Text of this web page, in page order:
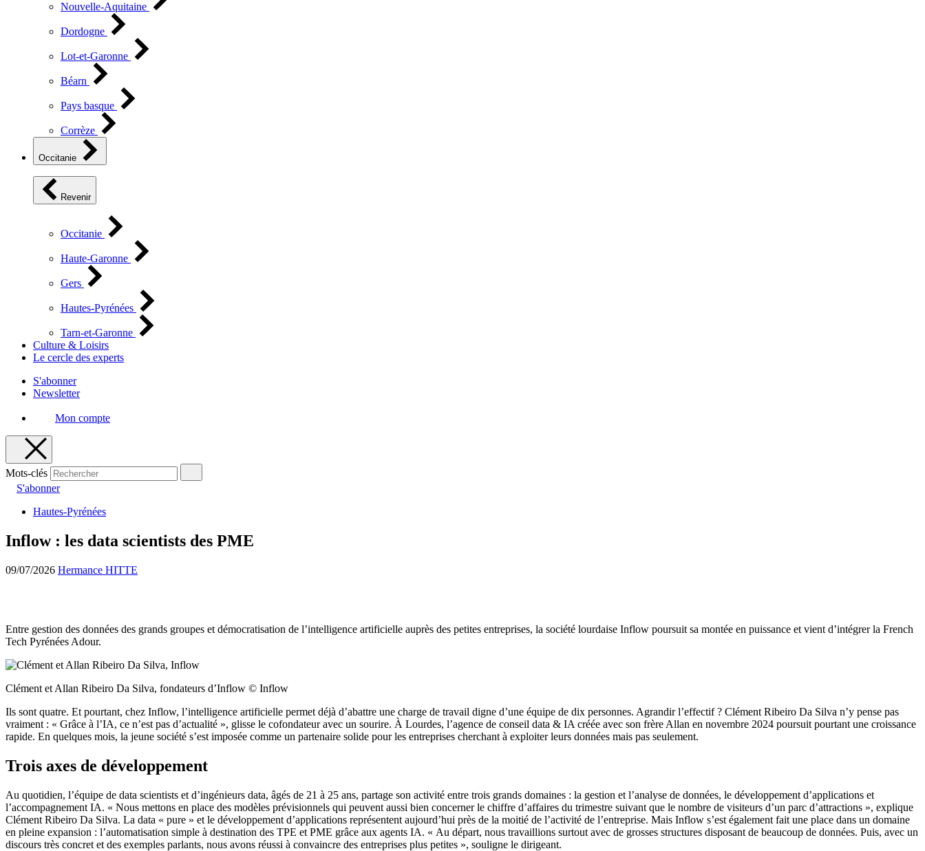
Nouvelle-Aquitaine
Dordogne
Lot-et-Garonne
Béarn
Pays basque
Corrèze
Occitanie
Revenir
Occitanie
Haute-Garonne
Gers
Hautes-Pyrénées
Tarn-et-Garonne
Culture & Loisirs
Le cercle des experts
S'abonner
Newsletter
Mon compte
Mots-clés
S'abonner
Hautes-Pyrénées
Inflow : les data scientists des PME
09/07/2026 Hermance HITTE
Entre gestion des données des grands groupes et démocratisation de l’intelligence artificielle auprès des petites entreprises, la société lourdaise Inflow poursuit sa montée en puissance et vient d’intégrer la French
Tech Pyrénées Adour.
Clément et Allan Ribeiro Da Silva, fondateurs d’Inflow © Inflow
Ils sont quatre. Et pourtant, chez Inflow, l’intelligence artificielle permet déjà d’abattre une charge de travail digne d’une équipe de dix personnes. Agrandir l’effectif ? Clément Ribeiro Da Silva n’y pense pas
vraiment : « Grâce à l’IA, ce n’est pas d’actualité », glisse le cofondateur avec un sourire. À Lourdes, l’agence de conseil data & IA créée avec son frère Allan en novembre 2024 poursuit pourtant une croissance
rapide. En quelques mois, la jeune société s’est imposée comme un partenaire solide pour les entreprises cherchant à exploiter leurs données mais pas seulement.
Trois axes de développement
Au quotidien, l’équipe de data scientists et d’ingénieurs data, âgés de 21 à 25 ans, partage son activité entre trois grands domaines : la gestion et l’analyse de données, le développement d’applications et
l’accompagnement IA. « Nous mettons en place des modèles prévisionnels qui peuvent aussi bien concerner le chiffre d’affaires du trimestre suivant que le nombre de visiteurs d’un parc d’attractions », explique
Clément Ribeiro Da Silva. La data « pure » et le développement d’applications représentent aujourd’hui près de la moitié de l’activité de l’entreprise. Mais Inflow s’est également fait une place dans un domaine
en pleine expansion : l’automatisation simple à destination des TPE et PME grâce aux agents IA. « Au départ, nous travaillions surtout avec de grosses structures disposant de beaucoup de données. Puis, avec un
discours très concret et des exemples parlants, nous avons réussi à convaincre des entreprises plus petites », souligne le dirigeant.